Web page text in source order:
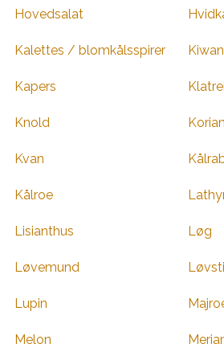
Hovedsalat
Kalettes / blomkålsspirer
Kapers
Knold
Kvan
Kålroe
Lisianthus Løg
Løvemund
Lupin
Melon